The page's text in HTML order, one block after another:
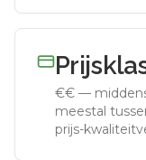
€€ —
meestal
prijs-